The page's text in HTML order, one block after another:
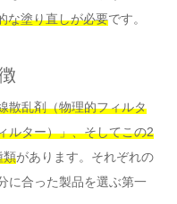
な塗り直しが必要です。
散乱剤（物理的フィルタ
ルター）」、そしてこの2
類があります。それぞれの
に合った製品を選ぶ第一